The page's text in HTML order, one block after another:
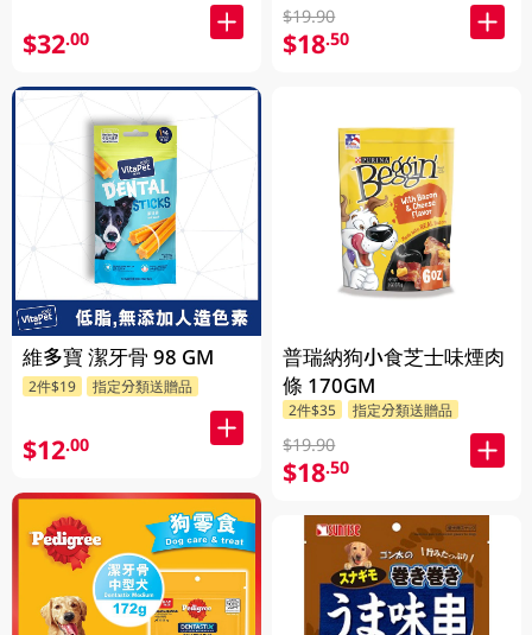
$32.00
維多寶 潔牙骨 98 GM
2件$19 指定分類送贈品
$12.00
$19.90
$18.50
普瑞納狗小食芝士味煙肉
條 170GM
2件$35 指定分類送贈品
$19.90
$18.50